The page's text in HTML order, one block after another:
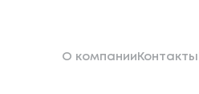
О компании Контакты